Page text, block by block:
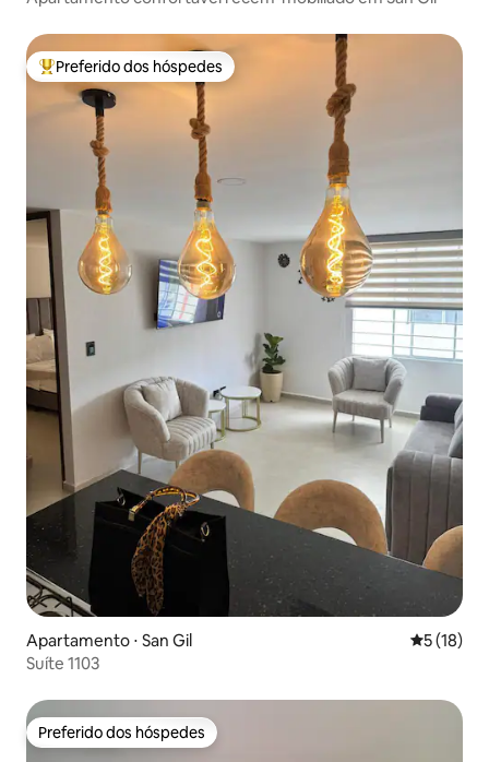
Entre os melhores preferidos dos hóspedes
Preferido dos hóspedes
Apartamento ⋅ San Gil 5 de uma
5 (18)
Suíte 1103
Preferido dos hóspedes
Preferido dos hóspedes